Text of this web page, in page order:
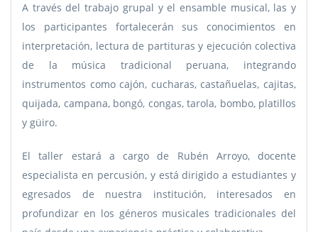
A través del trabajo grupal y el ensamble musical, las y
los participantes fortalecerán sus conocimientos en
interpretación, lectura de partituras y ejecución colectiva
de la música tradicional peruana, integrando
instrumentos como cajón, cucharas, castañuelas, cajitas,
quijada, campana, bongó, congas, tarola, bombo, platillos
y güiro.
El taller estará a cargo de Rubén Arroyo, docente
especialista en percusión, y está dirigido a estudiantes y
egresados de nuestra institución, interesados en
profundizar en los géneros musicales tradicionales del